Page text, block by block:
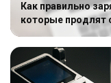
Как правильно
которые продлят